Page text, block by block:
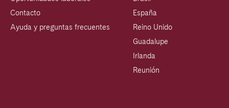
Contacto
Ayuda y preguntas frecuentes
España
Reino Unido
Guadalupe
Irlanda
Reunión